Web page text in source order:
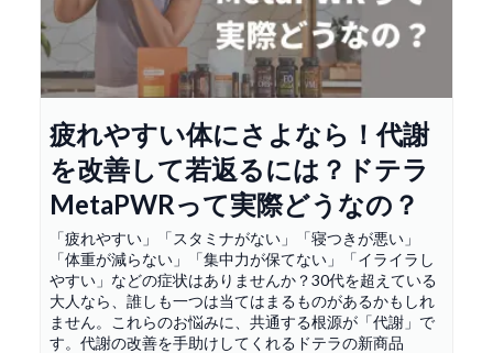
疲れやすい体にさよなら！代謝
を改善して若返るには？ドテラ
MetaPWRって実際どうなの？
「疲れやすい」「スタミナがない」「寝つきが悪い」
「体重が減らない」「集中力が保てない」「イライラし
やすい」などの症状はありませんか？30代を超えている
大人なら、誰しも一つは当てはまるものがあるかもしれ
ません。これらのお悩みに、共通する根源が「代謝」で
す。代謝の改善を手助けしてくれるドテラの新商品